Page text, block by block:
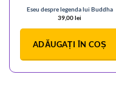
Eseu despre legenda lui Buddha
39,00lei
ADĂUGAȚI ÎN COȘ